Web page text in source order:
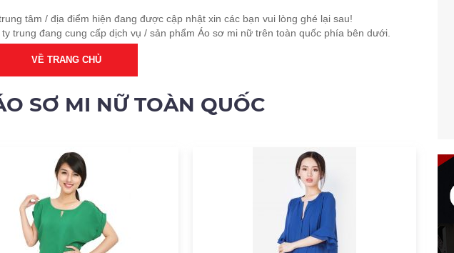
tâm / địa điểm hiện đang được cập nhật xin các bạn vui lòng ghé lại sau!
trung đang cung cấp dịch vụ / sản phẩm Áo sơ mi nữ trên toàn quốc phía bên dưới.
VỀ TRANG CHỦ
SƠ MI NỮ TOÀN QUỐC